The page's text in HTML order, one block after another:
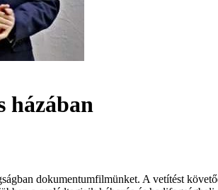
házában
dokumentumfilmünket. A vetítést